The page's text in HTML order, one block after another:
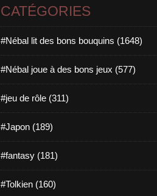
CATÉGORIES
#Nébal lit des bons bouquins (1648)
#Nébal joue à des bons jeux (577)
#jeu de rôle (311)
#Japon (189)
#fantasy (181)
#Tolkien (160)